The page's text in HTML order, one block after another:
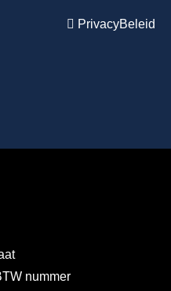
PrivacyBeleid
nummer